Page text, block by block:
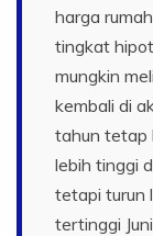
harga
tingkat
mungkin
kembali di
tahun tetap
lebih tinggi
tetapi turun
tertinggi